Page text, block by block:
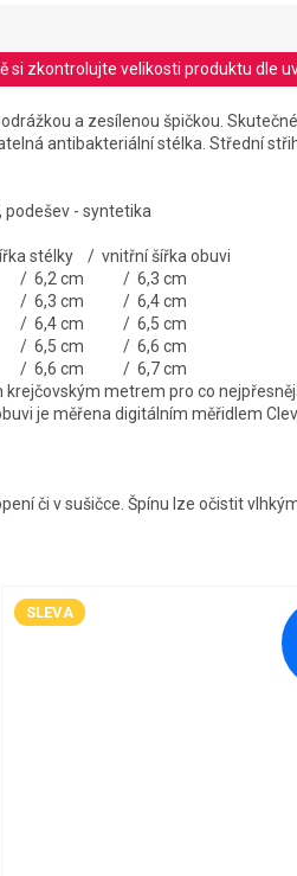
si zkontrolujte velikosti produktu dle
a zesílenou špičkou.
antibakteriální stélka. Střední
podešev - syntetika
/ vnitřní šířka obuvi
/ 6,2 cm
/ 6,3 cm
/ 6,3 cm / 6,4 cm
/ 6,4 cm / 6,5 cm
/ 6,5 cm / 6,6 cm
/ 6,6 cm / 6,7 cm
metrem pro co
je měřena digitálním měřidlem
či v sušičce. Špínu lze očistit
SLEVA